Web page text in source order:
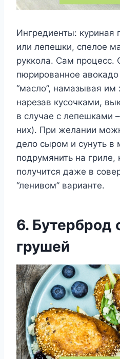
Ингредиенты: куриная
или лепешки, спелое
руккола. Сам процесс.
пюрированное авокадо
“масло”, намазывая им
нарезав кусочками,
в случае с лепешками
них). При желании
дело сыром и сунуть в
подрумянить на
получится даже в
“ленивом” варианте.
6. Бутерброд
грушей